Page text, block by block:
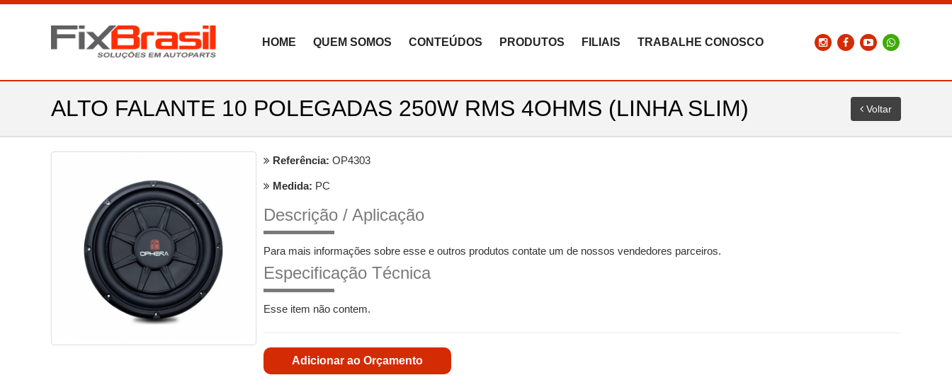
HOME QUEM SOMOS CONTEÚDOS PRODUTOS FILIAIS TRABALHE CONOSCO
ALTO FALANTE 10 POLEGADAS 250W RMS 4OHMS (LINHA SLIM) Voltar
Referência: OP4303
Medida: PC
Descrição / Aplicação
Para mais informações sobre esse e outros produtos contate um de nossos vendedores parceiros.
Especificação Técnica
Esse item não contem.
Adicionar ao Orçamento